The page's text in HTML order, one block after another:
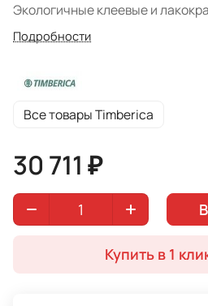
Экологичные клеевые и
Форма поставки: в разобранном
Подробности
Все товары Timberica
30 711 ₽
Купить в 1